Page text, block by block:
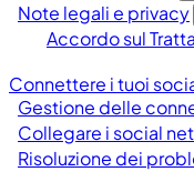
Note legali e privacy
Accordo sul
Connettere i tuoi
Gestione delle
Collegare i social
Risoluzione dei